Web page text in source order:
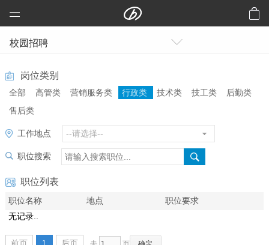
远大科技集团
预制高架公路、桥梁
芯交通
铝风电
芯板材料
中央空调
洁净空气
合同能源管理
建筑节能改造
再生资源
校园招聘
岗位类别
全部 高管类 营销服务类 行政类 技术类 技工类
后勤类
售后类
工作地点
职位搜索
职位列表
职位名称 地点 职位要求
无记录..
1